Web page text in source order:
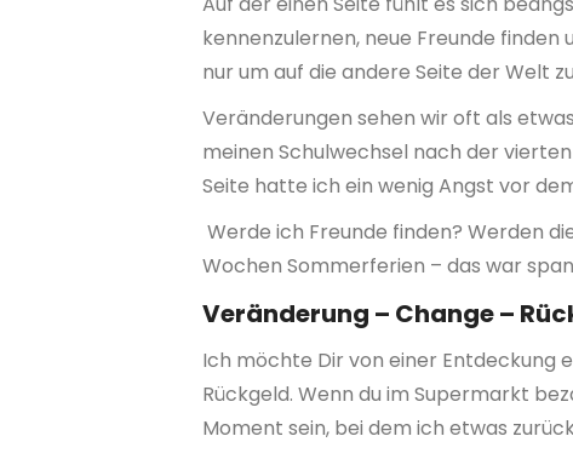
kennenzulernen, neue Freunde finden
nur um auf die andere Seite der Welt
Veränderungen sehen wir oft als
meinen Schulwechsel nach der
Seite hatte ich ein wenig Angst vor
Werde ich Freunde finden? Werden
Wochen Sommerferien – das war
Veränderung – Change –
Ich möchte Dir von einer Entdeckung
Rückgeld. Wenn du im Supermarkt
Moment sein, bei dem ich etwas